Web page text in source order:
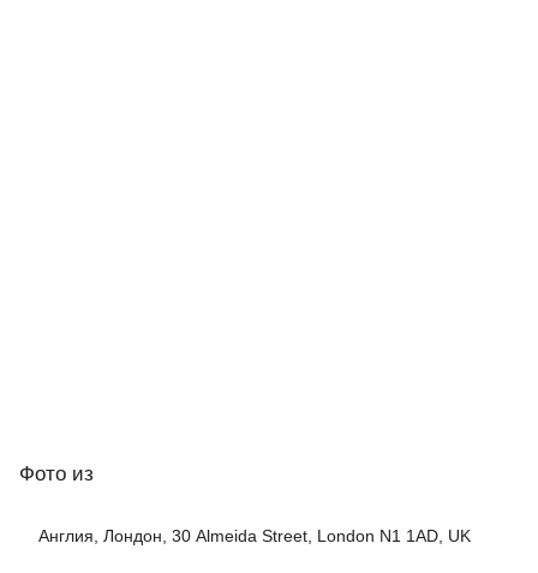
Фото из
Англия, Лондон, 30 Almeida Street, London N1 1AD, UK